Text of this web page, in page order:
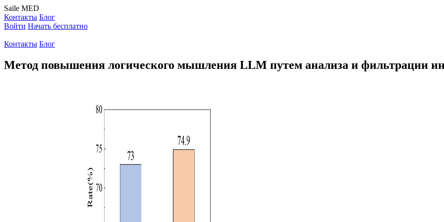
Saile MED
Контакты Блог
Войти Начать бесплатно
Контакты Блог
Метод повышения логического мышления LLM путем анализа и фильтрации